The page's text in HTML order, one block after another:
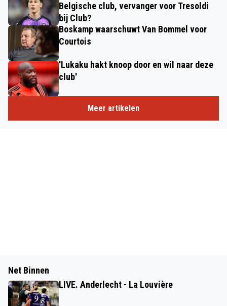
Belgische club, vervanger voor Tresoldi
bij Club?
Boskamp waarschuwt Van Bommel voor
Courtois
'Lukaku hakt knoop door en wil naar deze
club'
Meer artikelen
Net Binnen
LIVE. Anderlecht - La Louvière